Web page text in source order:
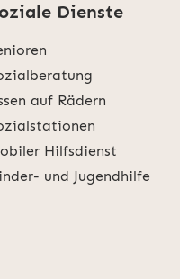
Dienste
auf Rädern
Hilfsdienst
und Jugendhilfe